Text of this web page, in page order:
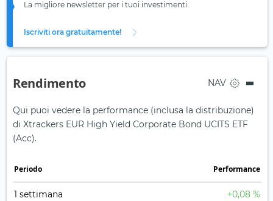
La migliore newsletter per i tuoi investimenti.
Iscriviti ora gratuitamente!
Rendimento NAV
Qui puoi vedere la performance (inclusa la distribuzione)
di Xtrackers EUR High Yield Corporate Bond UCITS ETF
(Acc).
Periodo Performance
1 settimana +0,08 %